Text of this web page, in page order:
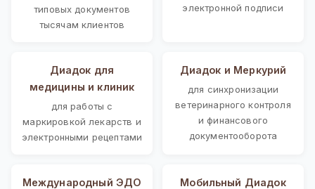
типовых документов
тысячам клиентов
электронной подписи
Диадок для
медицины и клиник
для работы с
маркировкой лекарств и
электронными рецептами
Диадок и Меркурий
для синхронизации
ветеринарного контроля
и финансового
документооборота
Международный ЭДО Мобильный Диадок